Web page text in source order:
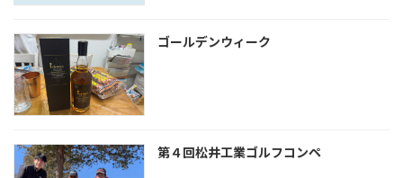
ゴールデンウィーク
第４回松井工業ゴルフコンペ